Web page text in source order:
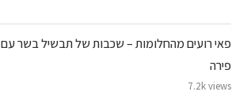
פאי רועים מהחלומות – שכבות של תבשיל בשר עם
פירה
7.2k views